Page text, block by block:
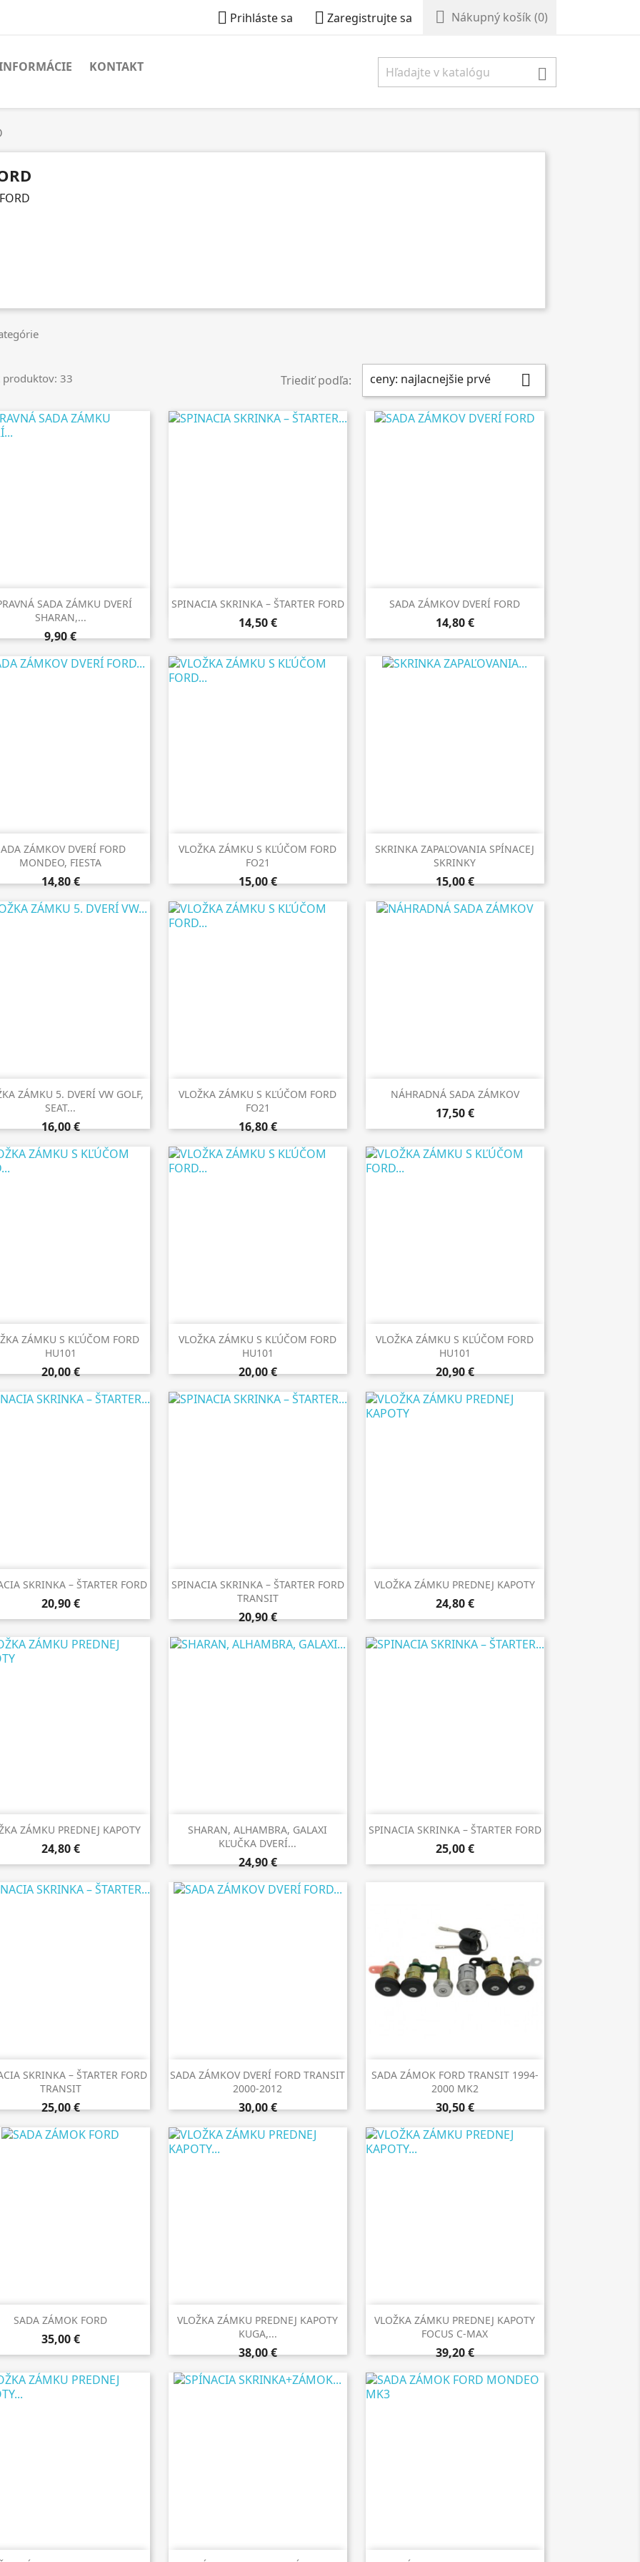
 Prihláste sa  Zaregistrujte sa  Nákupný košík (0)
KONTAKT 
produktov: 33 Triediť podľa: ceny: najlacnejšie prvé 
SADA ZÁMKU DVERÍ
SHARAN,...
9,90 €
 Rýchly náhľad SPINACIA SKRINKA – ŠTARTER FORD
14,50 €
 Rýchly náhľad SADA ZÁMKOV DVERÍ FORD
14,80 €
 Rýchly náhľad
ZÁMKOV DVERÍ FORD
MONDEO, FIESTA
14,80 €
 Rýchly náhľad
VLOŽKA ZÁMKU S KĽÚČOM FORD
FO21
15,00 €
 Rýchly náhľad
SKRINKA ZAPAĽOVANIA SPÍNACEJ
SKRINKY
15,00 €
 Rýchly náhľad
ZÁMKU 5. DVERÍ VW GOLF,
SEAT...
16,00 €
 Rýchly náhľad
VLOŽKA ZÁMKU S KĽÚČOM FORD
FO21
16,80 €
 Rýchly náhľad NÁHRADNÁ SADA ZÁMKOV
17,50 €
 Rýchly náhľad
ZÁMKU S KĽÚČOM FORD
HU101
20,00 €
 Rýchly náhľad
VLOŽKA ZÁMKU S KĽÚČOM FORD
HU101
20,00 €
 Rýchly náhľad
VLOŽKA ZÁMKU S KĽÚČOM FORD
HU101
20,90 €
 Rýchly náhľad
SKRINKA – ŠTARTER FORD
20,90 €
 Rýchly náhľad
SPINACIA SKRINKA – ŠTARTER FORD
TRANSIT
20,90 €
 Rýchly náhľad VLOŽKA ZÁMKU PREDNEJ KAPOTY
24,80 €
 Rýchly náhľad
ZÁMKU PREDNEJ KAPOTY
24,80 €
 Rýchly náhľad
SHARAN, ALHAMBRA, GALAXI
KĽUČKA DVERÍ...
24,90 €
 Rýchly náhľad SPINACIA SKRINKA – ŠTARTER FORD
25,00 €
 Rýchly náhľad
SKRINKA – ŠTARTER FORD
TRANSIT
25,00 €
 Rýchly náhľad
SADA ZÁMKOV DVERÍ FORD TRANSIT
2000-2012
30,00 €
 Rýchly náhľad
SADA ZÁMOK FORD TRANSIT 1994-
2000 MK2
30,50 €
 Rýchly náhľad
SADA ZÁMOK FORD
35,00 €
 Rýchly náhľad
VLOŽKA ZÁMKU PREDNEJ KAPOTY
KUGA,...
38,00 €
 Rýchly náhľad
VLOŽKA ZÁMKU PREDNEJ KAPOTY
FOCUS C-MAX
39,20 €
 Rýchly náhľad